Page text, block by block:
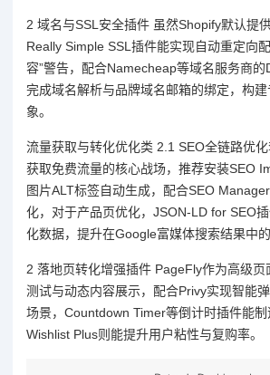
2 域名与SSL安全插件 虽然Shopify默认提
Really Simple SSL插件能实现自动重定向
容”警告，配合Namecheap等域名服务商
完成域名解析与品牌域名邮箱的绑定，构
象。
流量获取与转化优化类 2.1 SEO全链路优
获取免费流量的核心战场，推荐安装SEO
图片ALT标签自动生成，配合SEO
化，对于产品页优化，JSON-LD for SEO
化数据，提升在Google富媒体搜索结果中的
2 落地页转化增强插件 PageFly作为高级页
测试与动态内容展示，配合Privy实现智能
场景，Countdown Timer等倒计时插件能
Wishlist Plus则能提升用户粘性与复购率。